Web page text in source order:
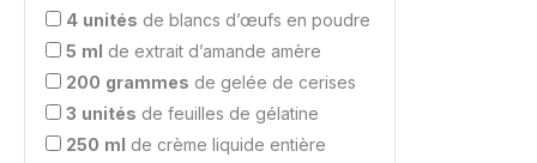
4 unités de blancs d’œufs en poudre
5 ml de extrait d’amande amère
200 grammes de gelée de cerises
3 unités de feuilles de gélatine
250 ml de crème liquide entière